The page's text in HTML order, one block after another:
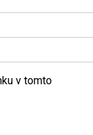
v tomto